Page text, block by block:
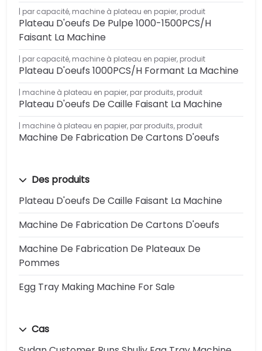
par capacité, machine à plateau en papier, produit
Plateau D'oeufs De Pulpe 1000-1500PCS/H
Faisant La Machine
par capacité, machine à plateau en papier, produit
Plateau D'oeufs 1000PCS/H Formant La Machine
machine à plateau en papier, par produits, produit
Plateau D'oeufs De Caille Faisant La Machine
machine à plateau en papier, par produits, produit
Machine De Fabrication De Cartons D'oeufs
Des produits
Plateau D'oeufs De Caille Faisant La Machine
Machine De Fabrication De Cartons D'oeufs
Machine De Fabrication De Plateaux De
Pommes
Egg Tray Making Machine For Sale
Cas